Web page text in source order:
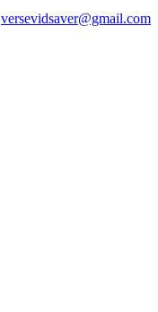
versevidsaver@gmail.com